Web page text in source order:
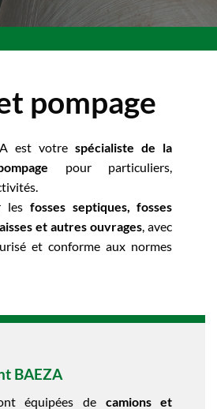
pompage
est votrespécialiste de la
pour particuliers,
les fosses septiques, fosses
et autres ouvrages , avec
et conforme aux normes
BAEZA
équipées de camions et